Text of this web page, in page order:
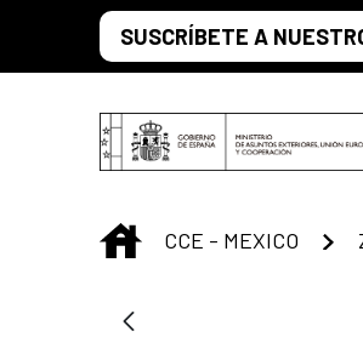
Saltar al contenido principal
SUSCRÍBETE A
INICIO
CCE - MEXICO